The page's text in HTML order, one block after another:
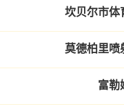
坎贝尔市体
莫德柏里喷
富勒